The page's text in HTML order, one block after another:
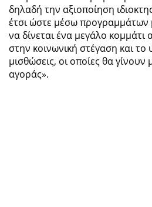
δηλαδή την αξιοποίηση
έτσι ώστε μέσω προγραμμάτων
να δίνεται ένα μεγάλο
στην κοινωνική στέγαση και το
μισθώσεις, οι οποίες θα γίνουν
αγοράς».